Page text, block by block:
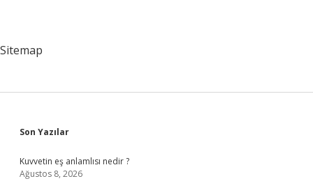
Sitemap
Sidebar
Son Yazılar
Kuvvetin eş anlamlısı nedir ?
Ağustos 8, 2026